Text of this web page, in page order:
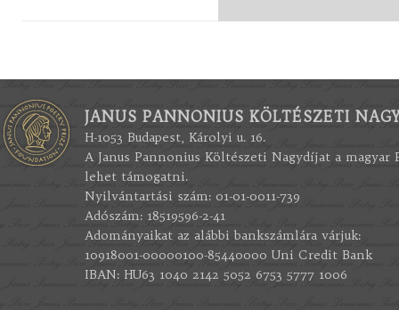
JANUS PANNONIUS KÖLTÉSZETI
H-1053 Budapest, Károlyi u. 16.
A Janus Pannonius Költészeti Nagydíjat a magyar
lehet támogatni.
Nyilvántartási szám: 01-01-0011-739
Adószám: 18519596-2-41
Adományaikat az alábbi bankszámlára várjuk:
10918001-00000100-85440000 Uni Credit Bank
IBAN: HU63 1040 2142 5052 6753 5777 1006